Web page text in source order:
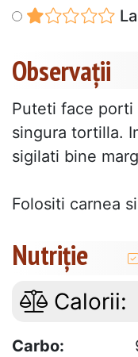
Observații
Puteti face porti
singura tortilla.
sigilati bine
Folositi carnea
Nutriție
Calorii:
Carbo: